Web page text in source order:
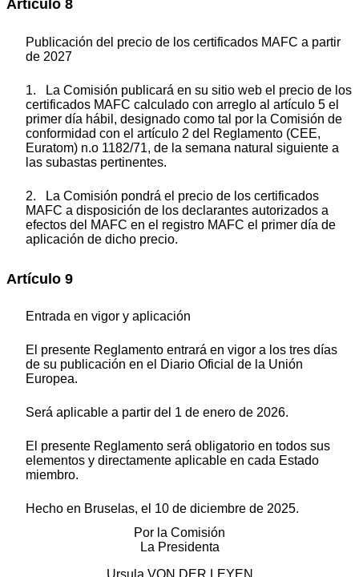
Artículo 8
Publicación del precio de los certificados MAFC a partir
de 2027
1. La Comisión publicará en su sitio web el precio de los
certificados MAFC calculado con arreglo al artículo 5 el
primer día hábil, designado como tal por la Comisión de
conformidad con el artículo 2 del Reglamento (CEE,
Euratom) n.o 1182/71, de la semana natural siguiente a
las subastas pertinentes.
2. La Comisión pondrá el precio de los certificados
MAFC a disposición de los declarantes autorizados a
efectos del MAFC en el registro MAFC el primer día de
aplicación de dicho precio.
Artículo 9
Entrada en vigor y aplicación
El presente Reglamento entrará en vigor a los tres días
de su publicación en el Diario Oficial de la Unión
Europea.
Será aplicable a partir del 1 de enero de 2026.
El presente Reglamento será obligatorio en todos sus
elementos y directamente aplicable en cada Estado
miembro.
Hecho en Bruselas, el 10 de diciembre de 2025.
Por la Comisión
La Presidenta